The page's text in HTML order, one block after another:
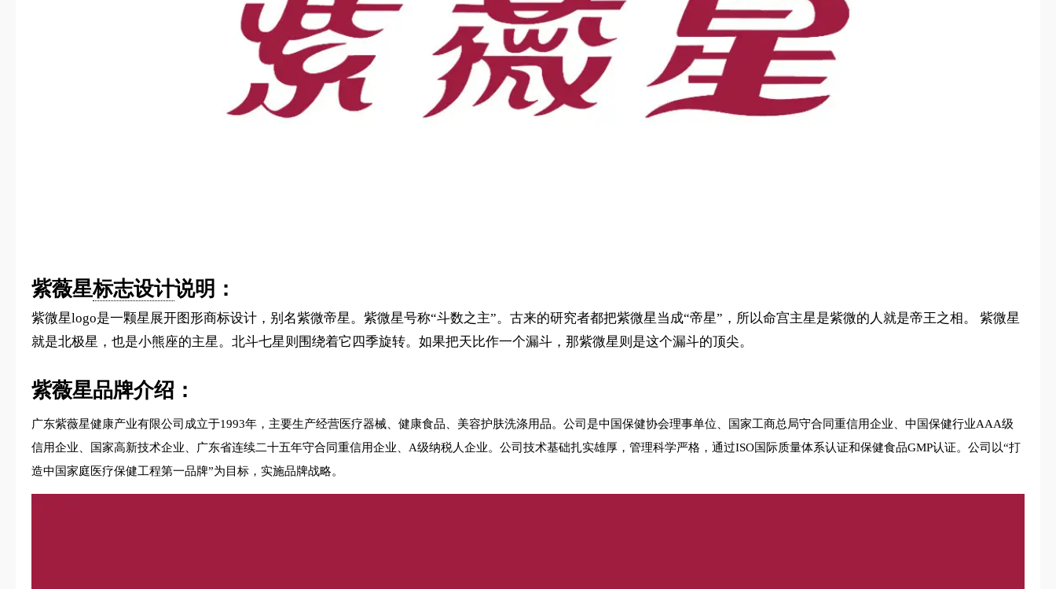
紫薇星标志设计说明：
紫微星logo是一颗星展开图形商标设计，别名紫微帝星。紫微星号称“斗数之主”。古来的研究者都把紫微星当成“帝星”，所以命宫主星是紫微的人就是帝王之相。 紫微星
就是北极星，也是小熊座的主星。北斗七星则围绕着它四季旋转。如果把天比作一个漏斗，那紫微星则是这个漏斗的顶尖。
紫薇星品牌介绍：
广东紫薇星健康产业有限公司成立于1993年，主要生产经营医疗器械、健康食品、美容护肤洗涤用品。公司是中国保健协会理事单位、国家工商总局守合同重信用企业、中国保健行业AAA级
信用企业、国家高新技术企业、广东省连续二十五年守合同重信用企业、A级纳税人企业。公司技术基础扎实雄厚，管理科学严格，通过ISO国际质量体系认证和保健食品GMP认证。公司以“打
造中国家庭医疗保健工程第一品牌”为目标，实施品牌战略。